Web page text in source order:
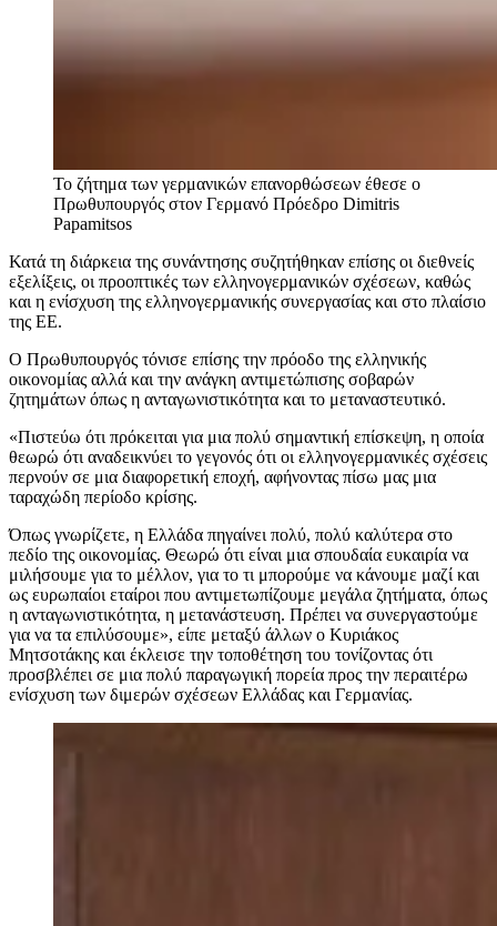
Το ζήτημα των γερμανικών επανορθώσεων έθεσε ο
Πρωθυπουργός στον Γερμανό Πρόεδρο Dimitris
Papamitsos
Κατά τη διάρκεια της συνάντησης συζητήθηκαν επίσης οι διεθνείς
εξελίξεις, οι προοπτικές των ελληνογερμανικών σχέσεων, καθώς
και η ενίσχυση της ελληνογερμανικής συνεργασίας και στο πλαίσιο
της ΕΕ.
Ο Πρωθυπουργός τόνισε επίσης την πρόοδο της ελληνικής
οικονομίας αλλά και την ανάγκη αντιμετώπισης σοβαρών
ζητημάτων όπως η ανταγωνιστικότητα και το μεταναστευτικό.
«Πιστεύω ότι πρόκειται για μια πολύ σημαντική επίσκεψη, η οποία
θεωρώ ότι αναδεικνύει το γεγονός ότι οι ελληνογερμανικές σχέσεις
περνούν σε μια διαφορετική εποχή, αφήνοντας πίσω μας μια
ταραχώδη περίοδο κρίσης.
Όπως γνωρίζετε, η Ελλάδα πηγαίνει πολύ, πολύ καλύτερα στο
πεδίο της οικονομίας. Θεωρώ ότι είναι μια σπουδαία ευκαιρία να
μιλήσουμε για το μέλλον, για το τι μπορούμε να κάνουμε μαζί και
ως ευρωπαίοι εταίροι που αντιμετωπίζουμε μεγάλα ζητήματα, όπως
η ανταγωνιστικότητα, η μετανάστευση. Πρέπει να συνεργαστούμε
για να τα επιλύσουμε», είπε μεταξύ άλλων ο Κυριάκος
Μητσοτάκης και έκλεισε την τοποθέτηση του τονίζοντας ότι
προσβλέπει σε μια πολύ παραγωγική πορεία προς την περαιτέρω
ενίσχυση των διμερών σχέσεων Ελλάδας και Γερμανίας.